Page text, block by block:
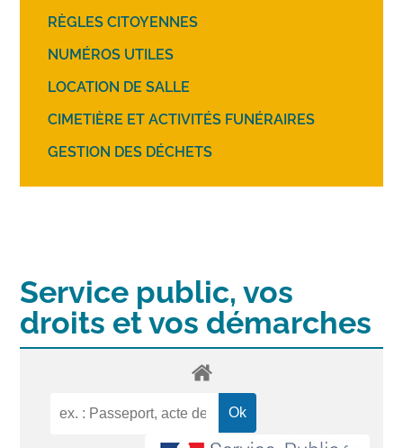
RÈGLES CITOYENNES
NUMÉROS UTILES
LOCATION DE SALLE
CIMETIÈRE ET ACTIVITÉS FUNÉRAIRES
GESTION DES DÉCHETS
Service public, vos
droits et vos démarches